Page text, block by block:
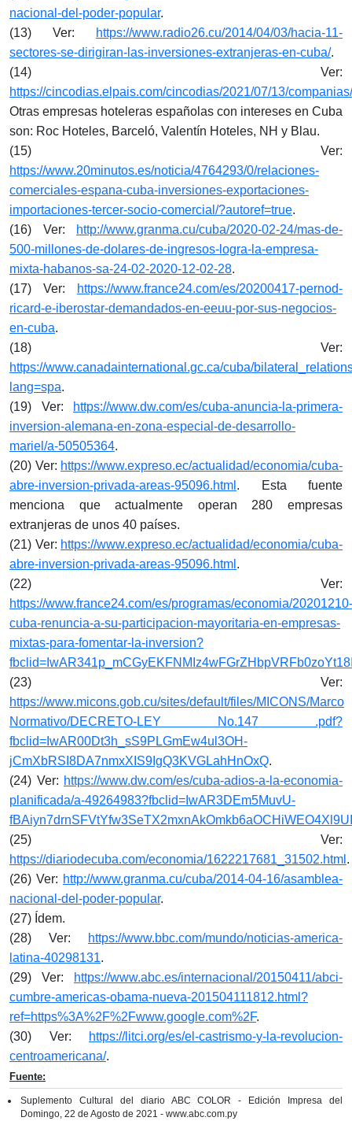
nacional-del-poder-popular.
(13) Ver:
https://www.radio26.cu/2014/04/03/hacia-11-
sectores-se-dirigiran-las-inversiones-extranjeras-en-cuba/.
(14) Ver:
https://cincodias.elpais.com/cincodias/2021/07/13/
Otras empresas hoteleras españolas con intereses en Cuba
son: Roc Hoteles, Barceló, Valentín Hoteles, NH y Blau.
(15) Ver:
https://www.20minutos.es/noticia/4764293/0/relaciones-
comerciales-espana-cuba-inversiones-exportaciones-
importaciones-tercer-socio-comercial/?autoref=true.
(16) Ver:
http://www.granma.cu/cuba/2020-02-24/mas-de-
500-millones-de-dolares-de-ingresos-logra-la-empresa-
mixta-habanos-sa-24-02-2020-12-02-28.
(17) Ver:
https://www.france24.com/es/20200417-pernod-
ricard-e-iberostar-demandados-en-eeuu-por-sus-negocios-
en-cuba.
(18) Ver:
https://www.canadainternational.gc.ca/cuba/
lang=spa.
(19) Ver:
https://www.dw.com/es/cuba-anuncia-la-primera-
inversion-alemana-en-zona-especial-de-desarrollo-
mariel/a-50505364.
(20) Ver: https://www.expreso.ec/actualidad/economia/cuba-
abre-inversion-privada-areas-95096.html . Esta fuente
menciona que actualmente operan 280 empresas
extranjeras de unos 40 países.
(21) Ver: https://www.expreso.ec/actualidad/economia/cuba-
abre-inversion-privada-areas-95096.html .
(22) Ver:
https://www.france24.com/es/programas/economia/20201210-
cuba-renuncia-a-su-participacion-mayoritaria-en-empresas-
mixtas-para-fomentar-la-inversion?
(23) Ver:
https://www.micons.gob.cu/sites/default/files/MICONS/Marco
Normativo/DECRETO-LEY No.147 .pdf?
fbclid=IwAR00Dt3h_sS9PLGmEw4ul3OH-
jCmXbRSI8DA7nmxXIS9IgQ3KVGLahHnOxQ.
(24) Ver: https://www.dw.com/es/cuba-adios-a-la-economia-
planificada/a-49264983?fbclid=IwAR3DEm5MuvU-
fBAiyn7drnSFVtYfw3SeTX2mxnAkOmkb6aOCHiWEO4Xl9UI
(25) Ver:
https://diariodecuba.com/economia/1622217681_31502.html .
(26) Ver: http://www.granma.cu/cuba/2014-04-16/asamblea-
nacional-del-poder-popular.
(27) Ídem.
(28) Ver:
https://www.bbc.com/mundo/noticias-america-
latina-40298131.
(29) Ver:
https://www.abc.es/internacional/20150411/abci-
cumbre-americas-obama-nueva-201504111812.html?
ref=https%3A%2F%2Fwww.google.com%2F.
(30) Ver:
https://litci.org/es/el-castrismo-y-la-revolucion-
centroamericana/.
Fuente:
Suplemento Cultural del diario ABC COLOR - Edición Impresa del
Domingo, 22 de Agosto de 2021 - www.abc.com.py